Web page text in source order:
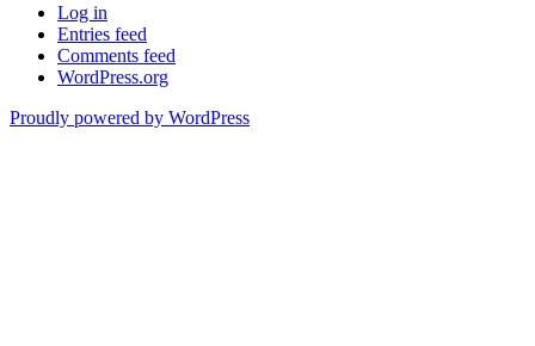
Log in
Entries feed
Comments feed
WordPress.org
Proudly powered by WordPress